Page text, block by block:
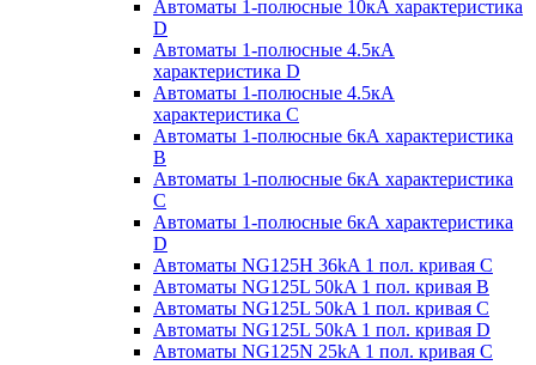
Автоматы 1-полюсные 10кА характеристика
D
Автоматы 1-полюсные 4.5кА
характеристика D
Автоматы 1-полюсные 4.5кА
характеристика С
Автоматы 1-полюсные 6кА характеристика
B
Автоматы 1-полюсные 6кА характеристика
C
Автоматы 1-полюсные 6кА характеристика
D
Автоматы NG125H 36kA 1 пол. кривая C
Автоматы NG125L 50kA 1 пол. кривая B
Автоматы NG125L 50kA 1 пол. кривая C
Автоматы NG125L 50kA 1 пол. кривая D
Автоматы NG125N 25kA 1 пол. кривая C